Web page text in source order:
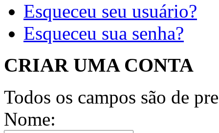
Esqueceu seu usuário?
Esqueceu sua senha?
CRIAR UMA CONTA
Todos os campos são de
Nome: